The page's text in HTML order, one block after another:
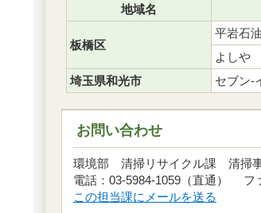
地域名
板橋区
平岩石
よしや
埼玉県和光市
セブン-
お問い合わせ
環境部 清掃リサイクル課 清掃
電話：03-5984-1059（直通） フ
この担当課にメールを送る